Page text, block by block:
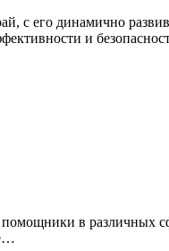
с его динамично
и
в различных